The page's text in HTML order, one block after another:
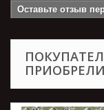
Оставьте отзыв